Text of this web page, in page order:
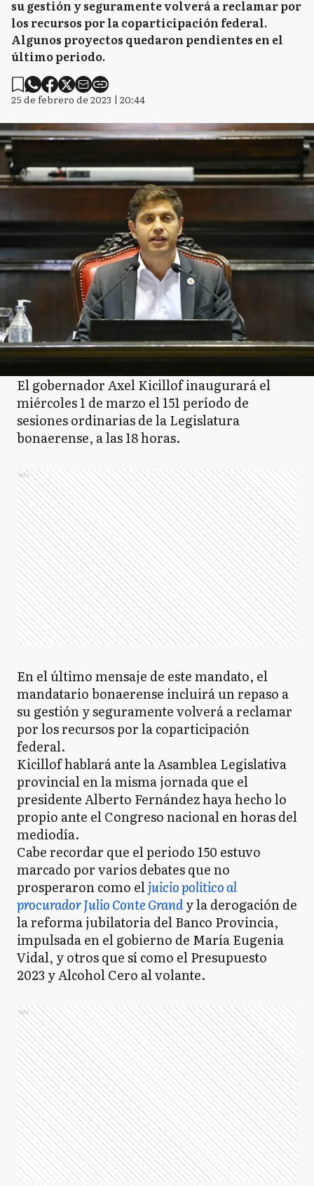
su gestión y seguramente volverá a reclamar por
los recursos por la coparticipación federal.
Algunos proyectos quedaron pendientes en el
último periodo.
25 de febrero de 2023 | 20:44
El gobernador Axel Kicillof inaugurará el
miércoles 1 de marzo el 151 período de
sesiones ordinarias de la Legislatura
bonaerense, a las 18 horas.
Ads
En el último mensaje de este mandato, el
mandatario bonaerense incluirá un repaso a
su gestión y seguramente volverá a reclamar
por los recursos por la coparticipación
federal.
Kicillof hablará ante la Asamblea Legislativa
provincial en la misma jornada que el
presidente Alberto Fernández haya hecho lo
propio ante el Congreso nacional en horas del
mediodía.
Cabe recordar que el periodo 150 estuvo
marcado por varios debates que no
prosperaron como eljuicio político al
procurador Julio Conte Grandy la derogación de
la reforma jubilatoria del Banco Provincia,
impulsada en el gobierno de María Eugenia
Vidal, y otros que sí como el Presupuesto
2023 y Alcohol Cero al volante.
Ads